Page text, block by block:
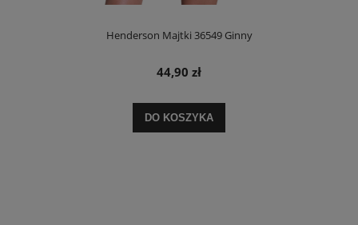
Henderson Majtki 36549 Ginny
44,90 zł
DO KOSZYKA